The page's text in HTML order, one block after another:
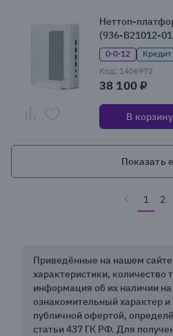
Неттоп-
(936-B21012-
0·0·12
Код: 1406972
38 100 ₽
В корзину
Показать
1 2
Приведённые на нашем
характеристики, количество
информация об их наличии
ознакомительный характер и
публичной офертой,
статьи 437 ГК РФ. Для